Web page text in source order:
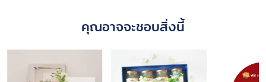
คุณอาจจะชอบสิ่งนี้